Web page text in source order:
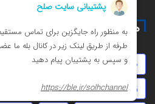
همه چیز درباره
مهریه عقد دائم استارتاپ
زورگیری
ثبت شرکت